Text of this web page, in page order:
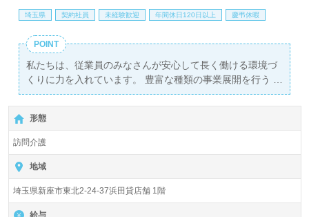
埼玉県 契約社員 未経験歓迎 年間休日120日以上 慶弔休暇
POINT
私たちは、従業員のみなさんが安心して長く働ける環境づ
くりに力を入れています。 豊富な種類の事業展開を行う
SOMPOケアなら、ご希望に合った求人が見つかるはずで
す！
形態
訪問介護
地域
埼玉県新座市東北2-24-37浜田貸店舗 1階
給与